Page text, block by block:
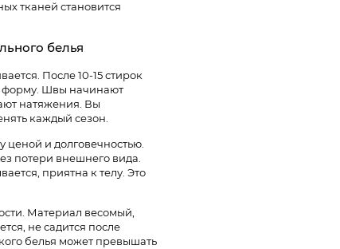
тканей становится
белья
После 10-15 стирок
форму. Швы начинают
натяжения. Вы
каждый сезон.
ценой и долговечностью.
потери внешнего вида.
приятна к телу. Это
Материал весомый,
не садится после
белья может превышать